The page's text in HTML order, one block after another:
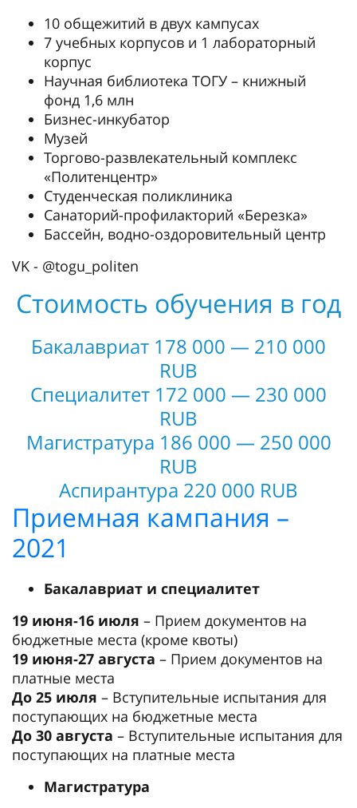
10 общежитий в двух кампусах
7 учебных корпусов и 1 лабораторный
корпус
Научная библиотека ТОГУ – книжный
фонд 1,6 млн
Бизнес-инкубатор
Музей
Торгово-развлекательный комплекс
«Политенцентр»
Студенческая поликлиника
Санаторий-профилакторий «Березка»
Бассейн, водно-оздоровительный центр
VK - @togu_politen
Стоимость обучения в год
Бакалавриат 178 000 — 210 000
RUB
Специалитет 172 000 — 230 000
RUB
Магистратура 186 000 — 250 000
RUB
Аспирантура 220 000 RUB
Приемная кампания –
2021
Бакалавриат и специалитет
19 июня-16 июля – Прием документов на
бюджетные места (кроме квоты)
19 июня-27 августа – Прием документов на
платные места
До 25 июля – Вступительные испытания для
поступающих на бюджетные места
До 30 августа – Вступительные испытания для
поступающих на платные места
Магистратура